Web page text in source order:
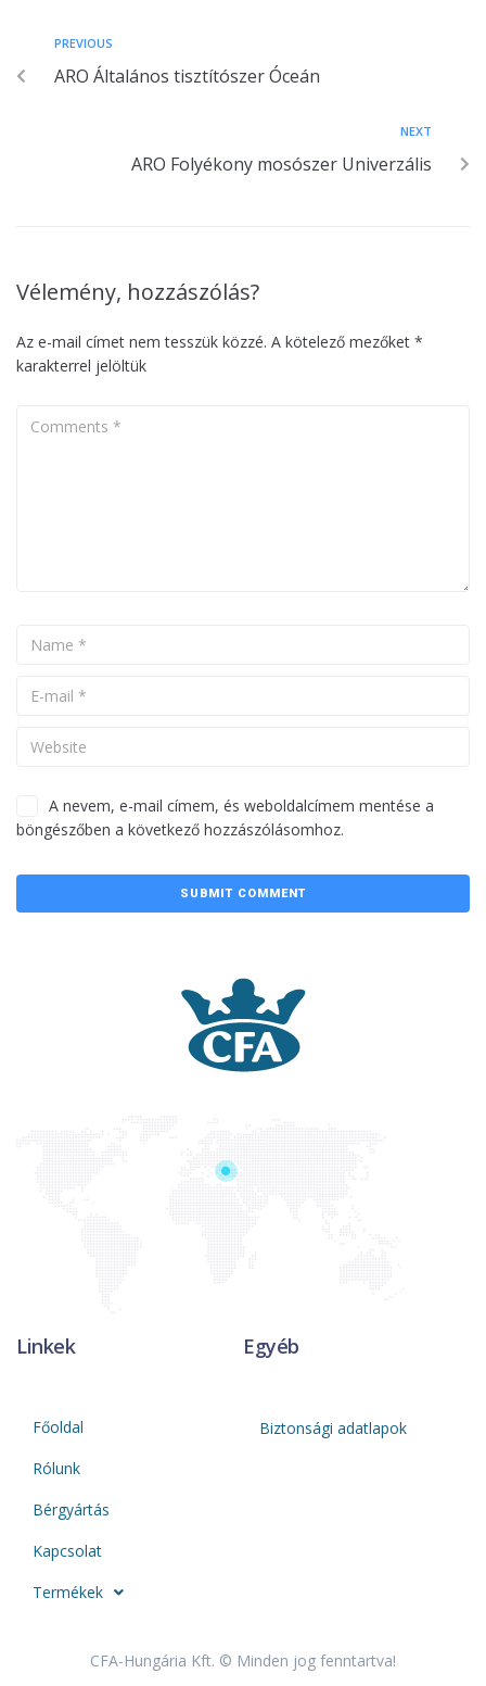
PREVIOUS
ARO Általános tisztítószer Óceán
NEXT
ARO Folyékony mosószer Univerzális
Vélemény, hozzászólás?
Az e-mail címet nem tesszük közzé. A kötelező mezőket *
karakterrel jelöltük
A nevem, e-mail címem, és weboldalcímem mentése a
böngészőben a következő hozzászólásomhoz.
Linkek
Főoldal
Rólunk
Bérgyártás
Kapcsolat
Termékek
Egyéb
Biztonsági adatlapok
CFA-Hungária Kft. © Minden jog fenntartva!